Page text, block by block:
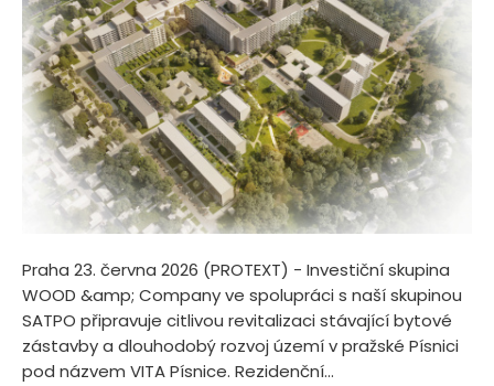
Praha 23. června 2026 (PROTEXT) - Investiční skupina
WOOD &amp; Company ve spolupráci s naší skupinou
SATPO připravuje citlivou revitalizaci stávající bytové
zástavby a dlouhodobý rozvoj území v pražské Písnici
pod názvem VITA Písnice. Rezidenční...